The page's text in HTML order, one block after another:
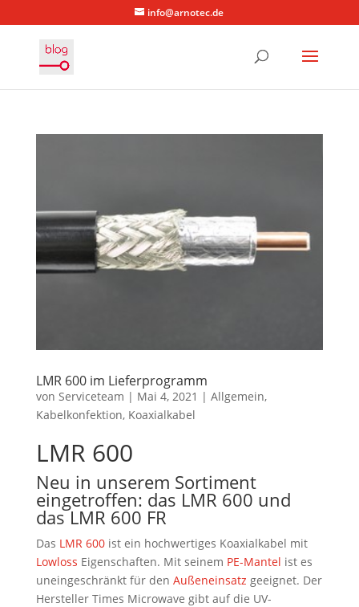
info@arnotec.de
LMR 600 im Lieferprogramm
von Serviceteam | Mai 4, 2021 | Allgemein,
Kabelkonfektion, Koaxialkabel
LMR 600
Neu in unserem Sortiment
eingetroffen: das LMR 600 und
das LMR 600 FR
Das LMR 600ist ein hochwertiges Koaxialkabel mit
Lowloss Eigenschaften. Mit seinem PE-Mantel ist es
uneingeschränkt für den Außeneinsatz geeignet. Der
Hersteller Times Microwave gibt auf die UV-